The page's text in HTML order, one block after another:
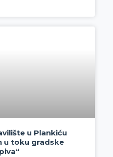
u Plankiću
u toku gradske